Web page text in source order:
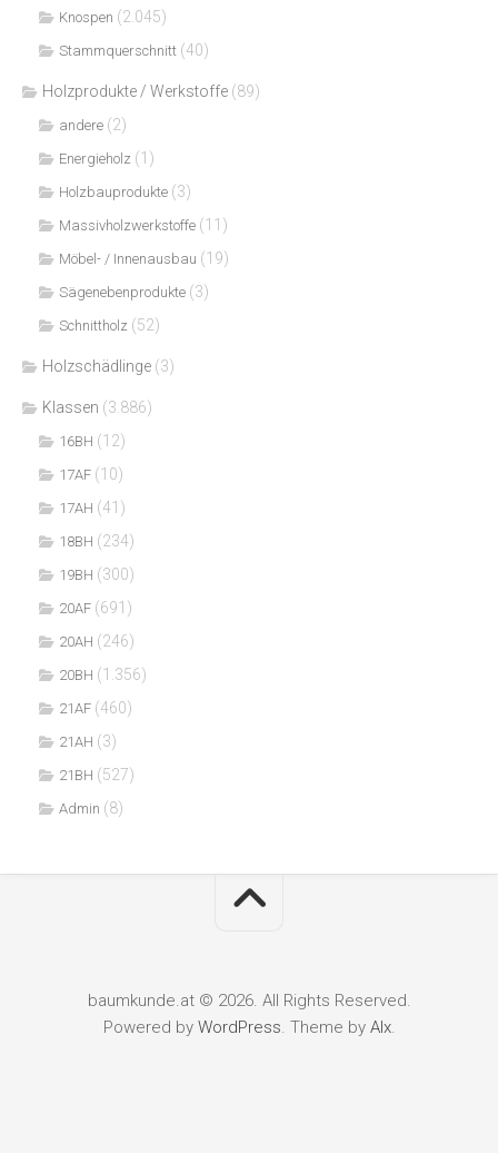
Knospen (2.045)
Stammquerschnitt (40)
Holzprodukte / Werkstoffe (89)
andere (2)
Energieholz (1)
Holzbauprodukte (3)
Massivholzwerkstoffe (11)
Möbel- / Innenausbau (19)
Sägenebenprodukte (3)
Schnittholz (52)
Holzschädlinge (3)
Klassen (3.886)
16BH (12)
17AF (10)
17AH (41)
18BH (234)
19BH (300)
20AF (691)
20AH (246)
20BH (1.356)
21AF (460)
21AH (3)
21BH (527)
Admin (8)
baumkunde.at © 2026. All Rights Reserved.
Powered by WordPress. Theme by Alx.